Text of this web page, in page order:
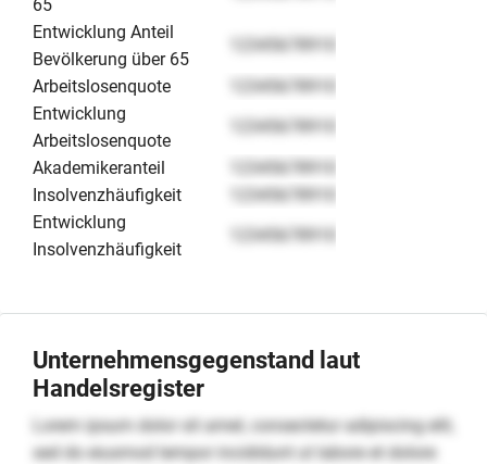
65
Entwicklung Anteil
Bevölkerung über 65
12345678910
Arbeitslosenquote
12345678910
Entwicklung
Arbeitslosenquote
12345678910
Akademikeranteil
12345678910
Insolvenzhäufigkeit
12345678910
Entwicklung
Insolvenzhäufigkeit
12345678910
Unternehmensgegenstand laut
Handelsregister
Lorem ipsum dolor sit amet, consectetur adipiscing elit,
sed do eiusmod tempor incididunt ut labore et dolore